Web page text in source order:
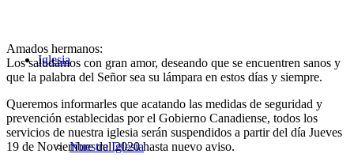
Iglesia
Nuestra Iglesia
Amados hermanos:
Los saludamos con gran amor, deseando que se encuentren sanos y
que la palabra del Señor sea su lámpara en estos días y siempre.
Queremos informarles que acatando las medidas de seguridad y
prevención establecidas por el Gobierno Canadiense, todos los
servicios de nuestra iglesia serán suspendidos a partir del día Jueves
19 de Noviembre del 2020 hasta nuevo aviso.